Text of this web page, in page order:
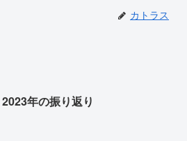
カトラス
2023年の振り返り